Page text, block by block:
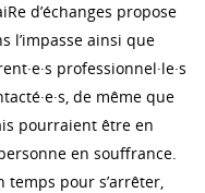
d’échanges propose
l’impasse ainsi que
professionnel·le·s
de même que
pourraient être en
en souffrance.
temps pour s’arrêter,